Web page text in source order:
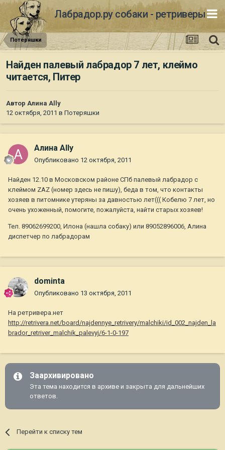
Лабрадор.ру собаки - ретриверы
Потеряшки
Найден палевый лабрадор 7 лет, клеймо
читается, Питер
Автор Алина Ally
12 октября, 2011 в Потеряшки
Алина Ally
Опубликовано 12 октября, 2011
Найден 12.10 в Московском районе СПб палевый лабрадор с
клеймом ZAZ (номер здесь не пишу), беда в том, что контакты
хозяев в питомнике утеряны за давностью лет((( Кобелю 7 лет, но
очень ухоженный, помогите, пожалуйста, найти старых хозяев!
Тел. 89062699200, Илона (нашла собаку) или 89052896006, Алина
диспетчер по лабрадорам
dominta
Опубликовано 13 октября, 2011
На ретривера.нет
http://retrivera.net/board/najdennye_retrivery/malchiki/id_002_najden_la
brador_retriver_malchik_palevyj/6-1-0-197
Заархивировано
Эта тема находится в архиве и закрыта для дальнейших
ответов.
Перейти к списку тем